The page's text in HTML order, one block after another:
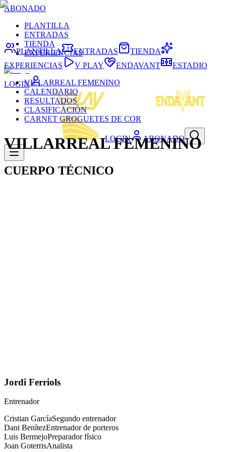
ABONADO
PLANTILLA
ENTRADAS
TIENDA
EXPERIENCIAS
LOGIN
LOGIN ABONADO
PLANTILLA ENTRADAS
TIENDA
EXPERIENCIAS
V PLAY ENDAVANT
ESTADIO
VILLARREAL FEMENINO
CALENDARIO
RESULTADOS
CLASIFICACIÓN
CARNET GROGUETES DE COR
VILLARREAL FEMENINO
CUERPO TÉCNICO
Jordi Ferriols
Entrenador
Cristian GarcíaSegundo entrenador
Dani BenítezEntrenador de porteros
Luis BermejoPreparador físico
Joan GoterrisAnalista